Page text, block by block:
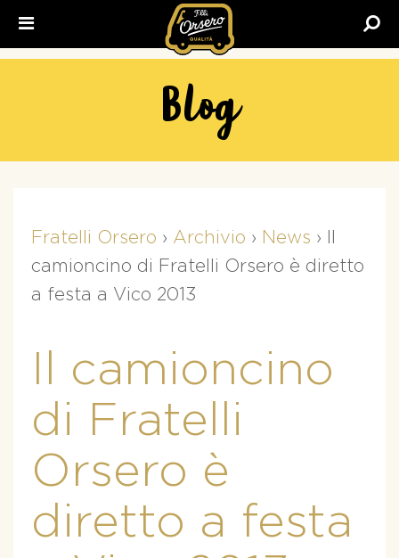
Blog
Fratelli Orsero › Archivio › News ›
camioncino di Fratelli Orsero è diretto
a festa a Vico 2013
Il camioncino
di Fratelli
Orsero è
diretto a festa